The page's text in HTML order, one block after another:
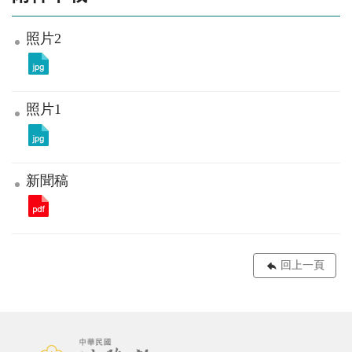
照片2
照片1
新聞稿
回上一頁